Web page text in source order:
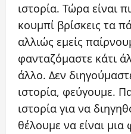
ιστορία. Τώρα είναι
κουμπί βρίσκεις τα
αλλιώς εμείς
φανταζόμαστε κάτι
άλλο. Δεν
ιστορία, φεύγουμε.
ιστορία για να
θέλουμε να είναι